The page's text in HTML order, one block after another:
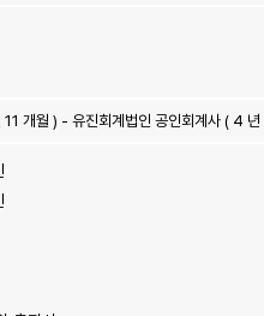
개월 ) - 유진회계법인 공인회계사 ( 4